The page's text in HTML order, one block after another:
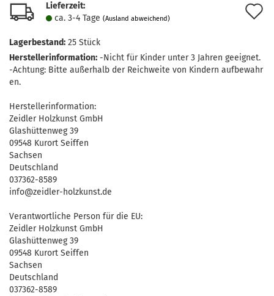
Lieferzeit:
ca. 3-4 Tage (Ausland abweichend)
Lagerbestand: 25 Stück
Herstellerinformation: -Nicht für Kinder unter 3 Jahren geeignet.
-Achtung: Bitte außerhalb der Reichweite von Kindern aufbewahr
en.
Herstellerinformation:
Zeidler Holzkunst GmbH
Glashüttenweg 39
09548 Kurort Seiffen
Sachsen
Deutschland
037362-8589
info@zeidler-holzkunst.de
Verantwortliche Person für die EU:
Zeidler Holzkunst GmbH
Glashüttenweg 39
09548 Kurort Seiffen
Sachsen
Deutschland
037362-8589